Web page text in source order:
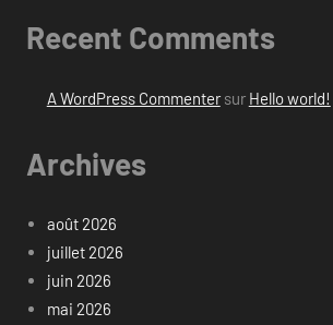
Recent Comments
A WordPress Commentersur Hello world!
Archives
août 2026
juillet 2026
juin 2026
mai 2026